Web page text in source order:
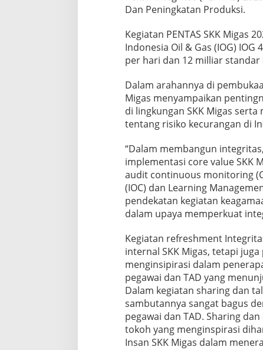
Dan Peningkatan Produksi.
Kegiatan PENTAS SKK Migas
Indonesia Oil & Gas (IOG)
per hari dan 12 milliar standar
Dalam arahannya di
Migas menyampaikan
di lingkungan SKK Migas
tentang risiko kecurangan di
“Dalam membangun
implementasi core value SKK
audit continuous monitoring
(IOC) dan Learning
pendekatan kegiatan
dalam upaya memperkuat
Kegiatan refreshment
internal SKK Migas, tetapi
menginsipirasi dalam
pegawai dan TAD yang
Dalam kegiatan sharing dan
sambutannya sangat bagus
pegawai dan TAD. Sharing
tokoh yang menginspirasi
Insan SKK Migas dalam